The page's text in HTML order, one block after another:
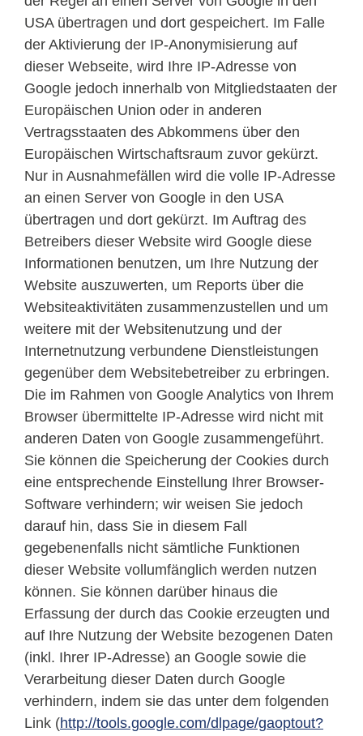
USA übertragen und dort gespeichert. Im Falle
der Aktivierung der IP-Anonymisierung auf
dieser Webseite, wird Ihre IP-Adresse von
Google jedoch innerhalb von Mitgliedstaaten der
Europäischen Union oder in anderen
Vertragsstaaten des Abkommens über den
Europäischen Wirtschaftsraum zuvor gekürzt.
Nur in Ausnahmefällen wird die volle IP-Adresse
an einen Server von Google in den USA
übertragen und dort gekürzt. Im Auftrag des
Betreibers dieser Website wird Google diese
Informationen benutzen, um Ihre Nutzung der
Website auszuwerten, um Reports über die
Websiteaktivitäten zusammenzustellen und um
weitere mit der Websitenutzung und der
Internetnutzung verbundene Dienstleistungen
gegenüber dem Websitebetreiber zu erbringen.
Die im Rahmen von Google Analytics von Ihrem
Browser übermittelte IP-Adresse wird nicht mit
anderen Daten von Google zusammengeführt.
Sie können die Speicherung der Cookies durch
eine entsprechende Einstellung Ihrer Browser-
Software verhindern; wir weisen Sie jedoch
darauf hin, dass Sie in diesem Fall
gegebenenfalls nicht sämtliche Funktionen
dieser Website vollumfänglich werden nutzen
können. Sie können darüber hinaus die
Erfassung der durch das Cookie erzeugten und
auf Ihre Nutzung der Website bezogenen Daten
(inkl. Ihrer IP-Adresse) an Google sowie die
Verarbeitung dieser Daten durch Google
verhindern, indem sie das unter dem folgenden
Link (http://tools.google.com/dlpage/gaoptout?